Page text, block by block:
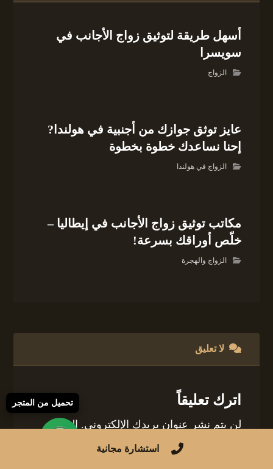
أسهل طريقة لتوثيق زواج الأجانب في
سويسرا
الزواج
عايز توثق جوازك من أجنبية في هولندا?
إحنا نساعدك خطوة بخطوة
الزواج في هولندا
مكاتب توثيق زواج الأجانب في إيطاليا –
خلّص أوراقك بسرعة!
الزواج والهجرة
لا تعليق
اترك تعليقاً
لن يتم نشر عنوان بريدك الإلكتروني. الحقول
الإلزامية مشار إليها بـ
استشارة مجانية
تحميل من المتجر